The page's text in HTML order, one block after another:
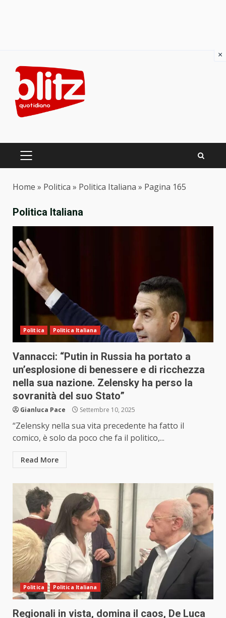
content
PRIMARY
Home » Politica » Politica Italiana » Pagina 165
Politica Italiana
Politica Politica Italiana
Vannacci: “Putin in Russia ha portato a
un’esplosione di benessere e di ricchezza
nella sua nazione. Zelensky ha perso la
sovranità del suo Stato”
Gianluca Pace Settembre 10, 2025
“Zelensky nella sua vita precedente ha fatto il
comico, è solo da poco che fa il politico,...
Read More
Politica Politica Italiana
Regionali in vista, domina il caos, De Luca
×